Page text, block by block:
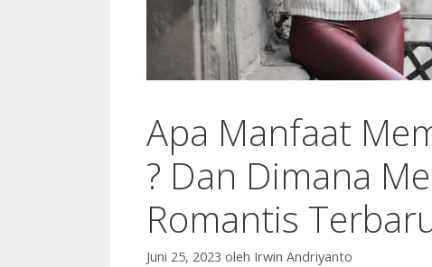
Apa Manfaat
? Dan Dimana
Romantis
Juni 25, 2023 oleh Irwin Andriyanto